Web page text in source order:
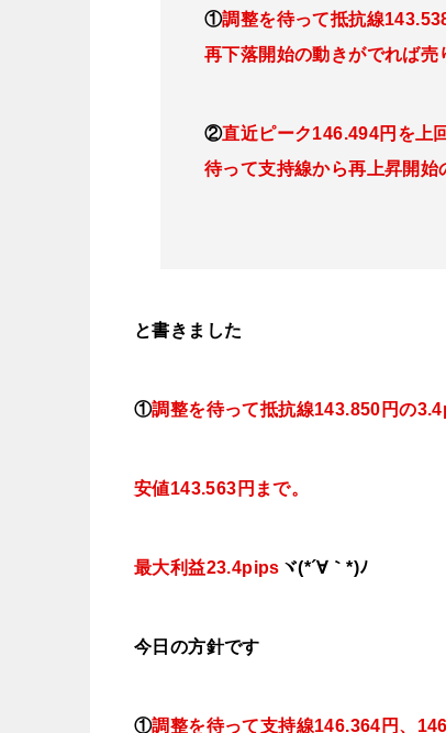
①調整を待って抵抗線143
再下落開始の動きがでれば売
②直近ピーク146.494円を上
待って支持線から再上昇開始
と書きました
①調整を待って抵抗線143.850 円の
安値143.563円まで。
最大利益23.4pips ヾ(*´∀｀*)ﾉ
今日 の方針です
①調整を待って支持線146.364 円、